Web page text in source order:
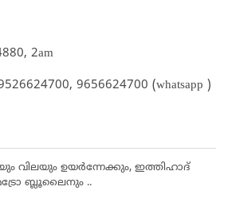
2am
9656624700 (whatsapp )
വിലയും ഉയർന്നേക്കും, ഇത്തിഹാദ്
ബ്ലൂലൈനും ..